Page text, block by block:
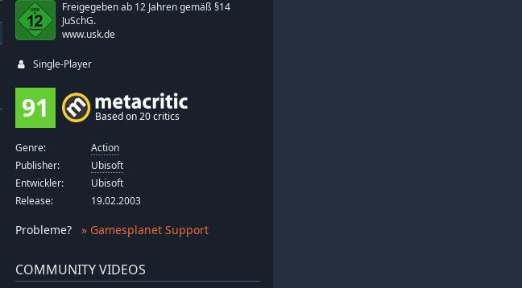
Freigegeben ab 12 Jahren gemäß §14
JuSchG.
www.usk.de
Single-Player
91 Based on 20 critics
Genre:
Action
Publisher:
Ubisoft
Entwickler:
Ubisoft
Release:
19.02.2003
Probleme? » Gamesplanet Support
COMMUNITY VIDEOS